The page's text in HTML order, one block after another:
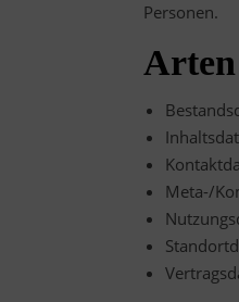
Personen.
Meta-/